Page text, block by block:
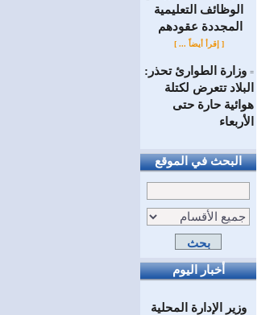
الوظائف ‏التعليمية
المجددة عقودهم ‏
[ إقرأ أيضاً ... ]
= وزارة الطوارئ تحذر:
البلاد تتعرض لكتلة
هوائية حارة حتى
الأربعاء
البحث في الموقع
أخبار اليوم
وزير الإدارة المحلية